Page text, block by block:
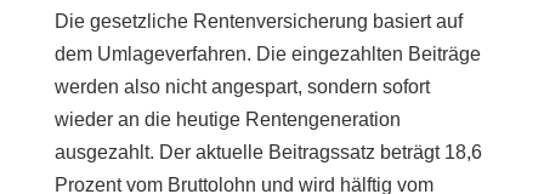
Die gesetzliche Rentenversicherung basiert auf
dem Umlageverfahren. Die eingezahlten Beiträge
werden also nicht angespart, sondern sofort
wieder an die heutige Rentengeneration
ausgezahlt. Der aktuelle Beitragssatz beträgt 18,6
Prozent vom Bruttolohn und wird hälftig vom